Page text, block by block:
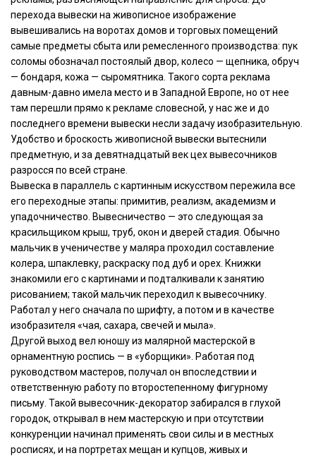
перехода вывески на живописное изображение
вывешивались на воротах домов и торговых помещений
самые предметы сбыта или ремесленного производства: пук
соломы обозначал постоялый двор, колесо — щепника, обруч
— бондаря, кожа — сыромятника. Такого сорта реклама
давным-давно имела место и в Западной Европе, но от нее
там перешли прямо к рекламе словесной, у нас же и до
последнего времени вывески несли задачу изобразительную.
Удобство и броскость живописной вывески вытеснили
предметную, и за девятнадцатый век цех вывесочников
разросся по всей стране.
Вывеска в параллель с картинным искусством пережила все
его переходные этапы: примитив, реализм, академизм и
упадочничество. Вывесничество — это следующая за
красильщиком крыш, труб, окон и дверей стадия. Обычно
мальчик в ученичестве у маляра проходил составление
колера, шпаклевку, раскраску под дуб и орех. Книжки
знакомили его с картинами и подталкивали к занятию
рисованием; такой мальчик переходил к вывесочнику.
Работал у него сначала по шрифту, а потом и в качестве
изобразителя «чая, сахара, свечей и мыла».
Другой выход вел юношу из малярной мастерской в
орнаментную роспись — в «уборщики». Работая под
руководством мастеров, получал он впоследствии и
ответственную работу по второстепенному фигурному
письму. Такой вывесочник-декоратор забирался в глухой
городок, открывал в нем мастерскую и при отсутствии
конкуренции начинал применять свои силы и в местных
росписях, и на портретах мещан и купцов, живых и